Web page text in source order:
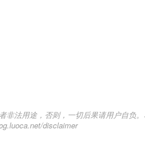
法用途，否则，一切后果请用户自负
disclaimer